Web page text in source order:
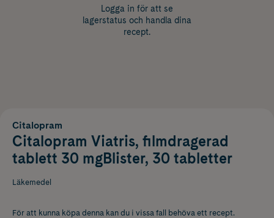
Logga in för att se
lagerstatus och handla dina
recept.
Citalopram
Citalopram Viatris, filmdragerad
tablett 30 mgBlister, 30 tabletter
Läkemedel
För att kunna köpa denna kan du i vissa fall behöva ett recept.